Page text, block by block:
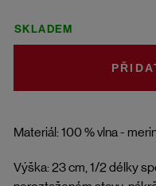
Materiál: 100 % vlna -
Výška: 23 cm, 1/2 délky
SKLADEM